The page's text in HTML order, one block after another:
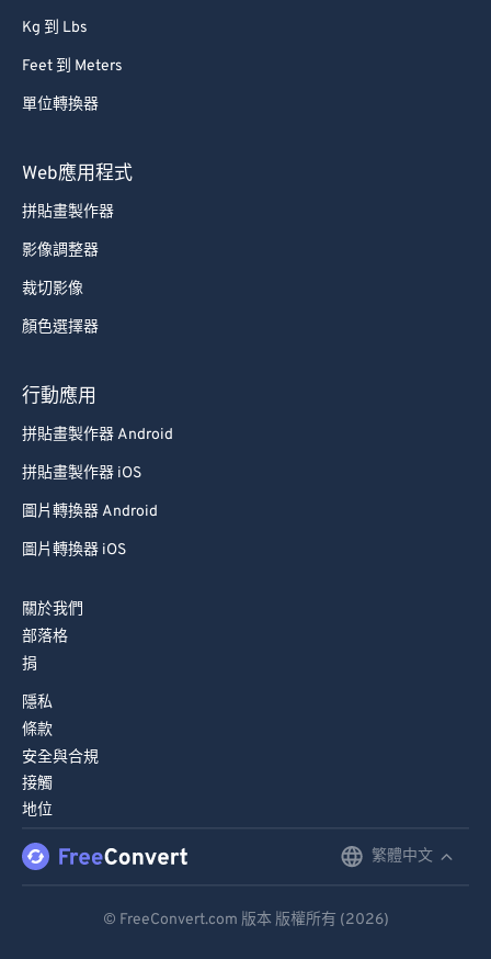
Kg 到 Lbs
Feet 到 Meters
單位轉換器
Web應用程式
拼貼畫製作器
影像調整器
裁切影像
顏色選擇器
行動應用
拼貼畫製作器 Android
拼貼畫製作器 iOS
圖片轉換器 Android
圖片轉換器 iOS
關於我們
部落格
捐
隱私
條款
安全與合規
接觸
地位
繁體中文
© FreeConvert.com 版本 版權所有 (2026)